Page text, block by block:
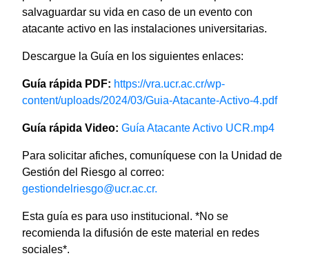
salvaguardar su vida en caso de un evento con
atacante activo en las instalaciones universitarias.
Descargue la Guía en los siguientes enlaces:
Guía rápida PDF: https://vra.ucr.ac.cr/wp-
content/uploads/2024/03/Guia-Atacante-Activo-4.pdf
Guía rápida Video: Guía Atacante Activo UCR.mp4
Para solicitar afiches, comuníquese con la Unidad de
Gestión del Riesgo al correo:
gestiondelriesgo@ucr.ac.cr.
Esta guía es para uso institucional. *No se
recomienda la difusión de este material en redes
sociales*.